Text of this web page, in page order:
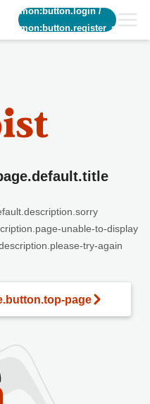
common:button.login/
common:button.register_short
unable-to-display
try-again
page